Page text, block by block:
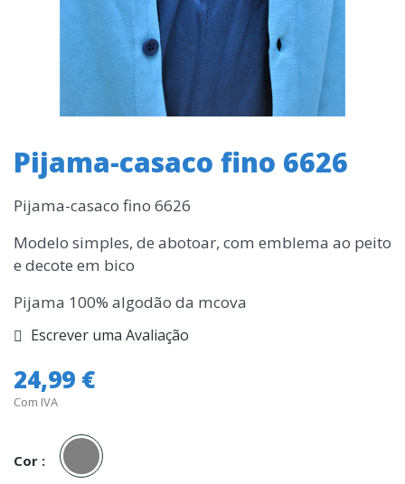
Pijama-casaco fino 6626
Pijama-casaco fino 6626
Modelo simples, de abotoar, com emblema ao peito
e decote em bico
Pijama 100% algodão da mcova
Escrever uma Avaliação
24,99 €
Com IVA
Cor :
Cinza